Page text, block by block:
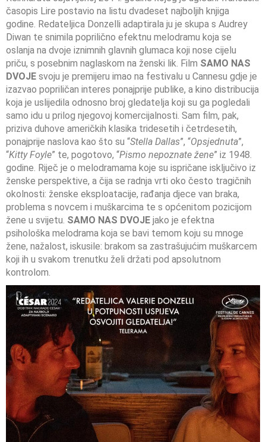
časopis Lire postavio na listu dvadeset najboljih knjiga
godine. Redateljica Donzelli adaptirala ju je skupa s Audrey
Diwan te snimila poprilično efektnu melodramu koja se
oslanja na dvoje iznimnih glavnih glumaca koji nose cijelu
priču, s posebnim naglaskom na ženski lik. Film SAMO NAS
DVOJE svoju je premijeru imao na festivalu u Cannesu gdje je
izazvao popriličan interes ponajprije publike, a kino distribucija
koja je uslijedila odnosno broj gledatelja koji su ga pogledali
samo idu u prilog njegovoj komercijalnosti. Sam film, pak,
priziva duhove američkih klasika tridesetih i četrdesetih,
ponajprije naslova kao što su “Stella Dallas”, “Opsjednuta”,
“Kitty Foyle” te, pogotovo, “Pismo nepoznate žene” iz 1948.
godine. Riječ je o melodramama koje su ispričane isključivo iz
ženske perspektive, a čija se radnja vrti oko često tragičnih
okolnosti: ženske eksploatacije, rađanja djece van braka,
problema s novcem i muškarcima te s općenitom pozicijom
žene u svijetu. SAMO NAS DVOJE jako je efektna
psihološka melodrama koja se bavi temom koju su mnoge
žene, nažalost, iskusile: brakom sa zastrašujućim muškarcem
koji ih u svakom trenutku želi držati pod apsolutnom
kontrolom.